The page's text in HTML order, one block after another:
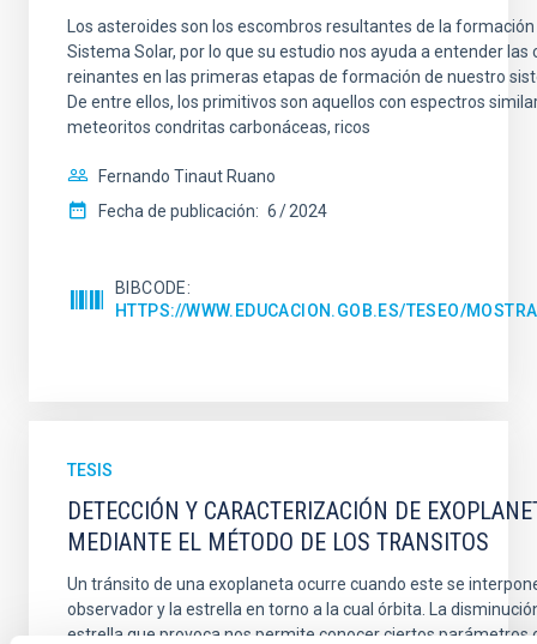
Los asteroides son los escombros resultantes de la
Sistema Solar, por lo que su estudio nos ayuda a entender las
reinantes en las primeras etapas de formación de nuestro
De entre ellos, los primitivos son aquellos con espectros
meteoritos condritas carbonáceas, ricos
Fernando Tinaut Ruano
Fecha de publicación: 6 2024
BIBCODE
HTTPS://WWW.EDUCACION.GOB.ES/TESEO/
TESIS
DETECCIÓN Y CARACTERIZACIÓN DE
MEDIANTE EL MÉTODO DE LOS TRANSITOS
Un tránsito de una exoplaneta ocurre cuando este se
observador y la estrella en torno a la cual órbita. La
estrella que provoca nos permite conocer ciertos parámetros